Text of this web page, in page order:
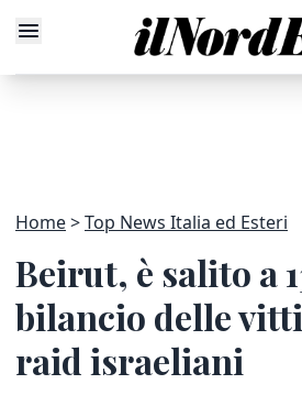
Home Top News Italia ed Esteri
Beirut, è salito a
bilancio delle
raid israeliani